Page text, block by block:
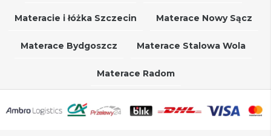
Materacie i łóżka Szczecin Materace Nowy Sącz
Materace Bydgoszcz Materace Stalowa Wola
Materace Radom